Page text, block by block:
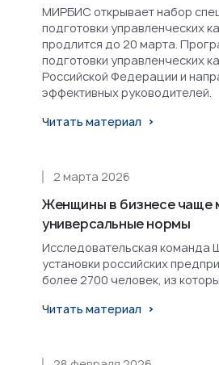
МИРБИС открывает набор
подготовки управленческих
продлится до 20 марта.
подготовки управленческих
Российской Федерации и
эффективных руководителей.
Читать материал
Женщины в бизнесе чаще
универсальные нормы
2 марта 2026
Исследовательская команда
установки российских
более 2700 человек, из
Читать материал